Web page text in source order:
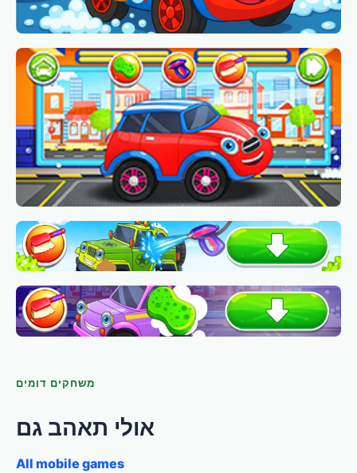
משחקים דומים
אולי תאהב גם
All mobile games